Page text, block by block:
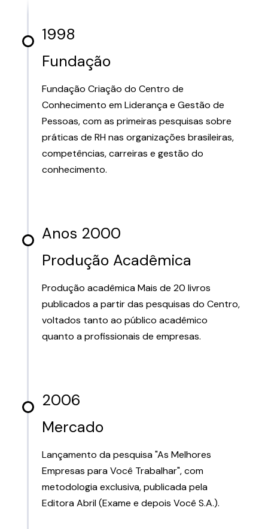
1998
Fundação
Fundação Criação do Centro de
Conhecimento em Liderança e Gestão de
Pessoas, com as primeiras pesquisas sobre
práticas de RH nas organizações brasileiras,
competências, carreiras e gestão do
conhecimento.
Anos 2000
Produção Acadêmica
Produção acadêmica Mais de 20 livros
publicados a partir das pesquisas do Centro,
voltados tanto ao público acadêmico
quanto a profissionais de empresas.
2006
Mercado
Lançamento da pesquisa "As Melhores
Empresas para Você Trabalhar", com
metodologia exclusiva, publicada pela
Editora Abril (Exame e depois Você S.A.).